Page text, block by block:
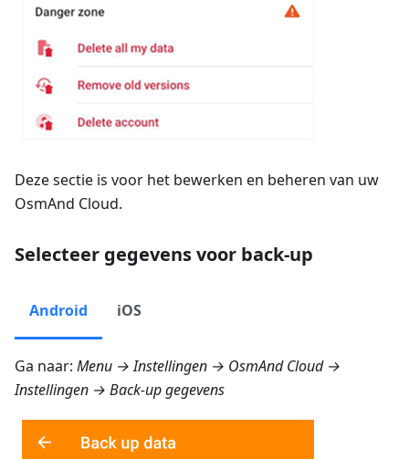
Deze sectie is voor het bewerken en beheren van uw
OsmAnd Cloud.
Selecteer gegevens voor back-up
Android iOS
Ga naar: Menu → Instellingen → OsmAnd Cloud →
Instellingen → Back-up gegevens